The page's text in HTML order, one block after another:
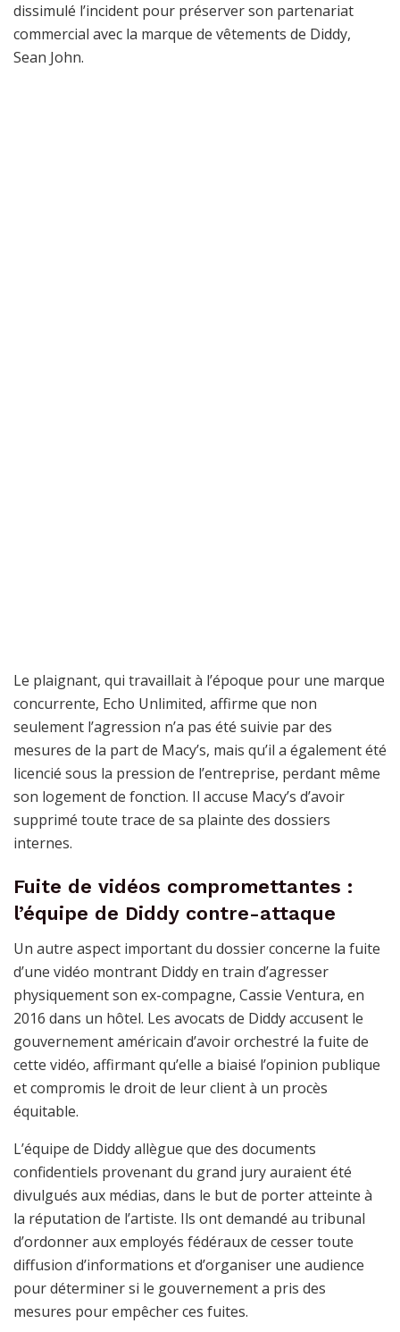
dissimulé l’incident pour préserver son partenariat
commercial avec la marque de vêtements de Diddy,
Sean John.
Le plaignant, qui travaillait à l’époque pour une marque
concurrente, Echo Unlimited, affirme que non
seulement l’agression n’a pas été suivie par des
mesures de la part de Macy’s, mais qu’il a également été
licencié sous la pression de l’entreprise, perdant même
son logement de fonction. Il accuse Macy’s d’avoir
supprimé toute trace de sa plainte des dossiers
internes.
Fuite de vidéos compromettantes :
l’équipe de Diddy contre-attaque
Un autre aspect important du dossier concerne la fuite
d’une vidéo montrant Diddy en train d’agresser
physiquement son ex-compagne, Cassie Ventura, en
2016 dans un hôtel. Les avocats de Diddy accusent le
gouvernement américain d’avoir orchestré la fuite de
cette vidéo, affirmant qu’elle a biaisé l’opinion publique
et compromis le droit de leur client à un procès
équitable.
L’équipe de Diddy allègue que des documents
confidentiels provenant du grand jury auraient été
divulgués aux médias, dans le but de porter atteinte à
la réputation de l’artiste. Ils ont demandé au tribunal
d’ordonner aux employés fédéraux de cesser toute
diffusion d’informations et d’organiser une audience
pour déterminer si le gouvernement a pris des
mesures pour empêcher ces fuites.